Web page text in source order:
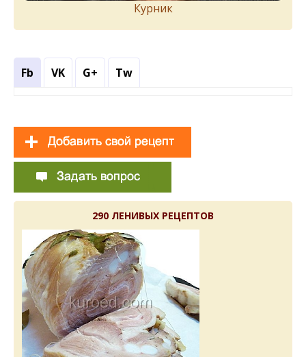
Курник
Fb VK G+ Tw
290 ЛЕНИВЫХ РЕЦЕПТОВ